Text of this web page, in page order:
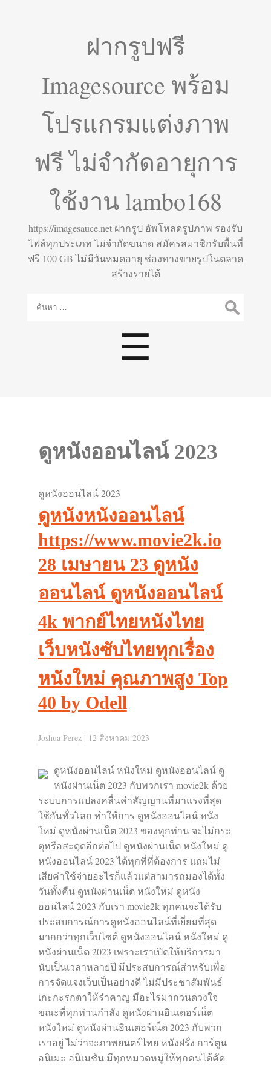
ฝากรูปฟรี
Imagesource พร้อม
โปรแกรมแต่งภาพ
ฟรี ไม่จำกัดอายุการ
ใช้งาน lambo168
https://imagesauce.net ฝากรูป อัพโหลดรูปภาพ รองรับ
ไฟล์ทุกประเภท ไม่จำกัดขนาด สมัครสมาชิกรับพื้นที่
ฟรี 100 GB ไม่มีวันหมดอายุ ช่องทางขายรูปในตลาด
สร้างรายได้
ค้นหา
☰
ดูหนังออนไลน์ 2023
ดูหนังออนไลน์ 2023
ดูหนังหนังออนไลน์
https://www.movie2k.io
28 เมษายน 23 ดูหนัง
ออนไลน์ ดูหนังออนไลน์
4k พากย์ไทยหนังไทย
เว็บหนังซับไทยทุกเรื่อง
หนังใหม่ คุณภาพสูง Top
40 by Odell
Joshua Perez | 12 สิงหาคม 2023
ดูหนังออนไลน์ หนังใหม่ ดูหนังออนไลน์ ดู
หนังผ่านเน็ต 2023 กับพวกเรา movie2k ด้วย
ระบบการแปลงคลื่นคำสัญญานที่มาแรงที่สุด
ใช้กันทั่วโลก ทำให้การ ดูหนังออนไลน์ หนัง
ใหม่ ดูหนังผ่านเน็ต 2023 ของทุกท่าน จะไม่กระ
ตุหรือสะดุดอีกต่อไป ดูหนังผ่านเน็ต หนังใหม่ ดู
หนังออนไลน์ 2023 ได้ทุกที่ที่ต้องการ แถมไม่
เสียค่าใช้จ่ายอะไรก็แล้วแต่สามารถมองได้ทั้ง
วันทั้งคืน ดูหนังผ่านเน็ต หนังใหม่ ดูหนัง
ออนไลน์ 2023 กับเรา movie2k ทุกคนจะได้รับ
ประสบการณ์การดูหนังออนไลน์ที่เยี่ยมที่สุด
มากกว่าทุกเว็บไซต์ ดูหนังออนไลน์ หนังใหม่ ดู
หนังผ่านเน็ต 2023 เพราะเราเปิดให้บริการมา
นับเป็นเวลาหลายปี มีประสบการณ์สำหรับเพื่อ
การจัดแจงเว็บเป็นอย่างดี ไม่มีประชาสัมพันธ์
เกะกะรกตาให้รำคาญ มีอะไรมากวนดวงใจ
ขณะที่ทุกท่านกำลัง ดูหนังผ่านอินเตอร์เน็ต
หนังใหม่ ดูหนังผ่านอินเตอร์เน็ต 2023 กับพวก
เราอยู่ ไม่ว่าจะภาพยนตร์ไทย หนังฝรั่ง การ์ตูน
อนิเมะ อนิเมชัน มีทุกหมวดหมู่ให้ทุกคนได้คัด